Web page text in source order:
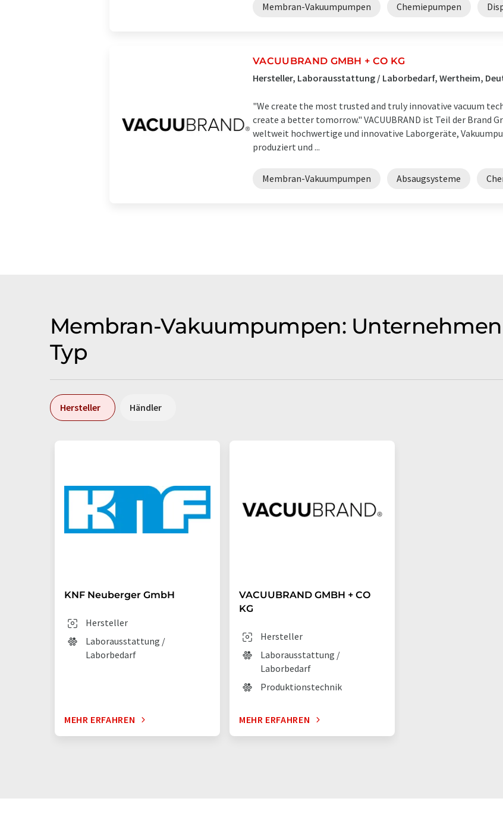
Membran-Vakuumpumpen Chemiepumpen
VACUUBRAND GMBH + CO KG
Hersteller, Laborausstattung / Laborbedarf, Wertheim,
"We create the most trusted and truly innovative vacuum
create a better tomorrow." VACUUBRAND ist Teil der Brand
weltweit hochwertige und innovative Laborgeräte,
produziert und ...
Membran-Vakuumpumpen Absaugsysteme
Membran-Vakuumpumpen:
Typ
Hersteller Händler
KNF Neuberger GmbH
Hersteller
Laborausstattung /
Laborbedarf
MEHR ERFAHREN
VACUUBRAND GMBH + CO
KG
Hersteller
Laborausstattung /
Laborbedarf
Produktionstechnik
MEHR ERFAHREN